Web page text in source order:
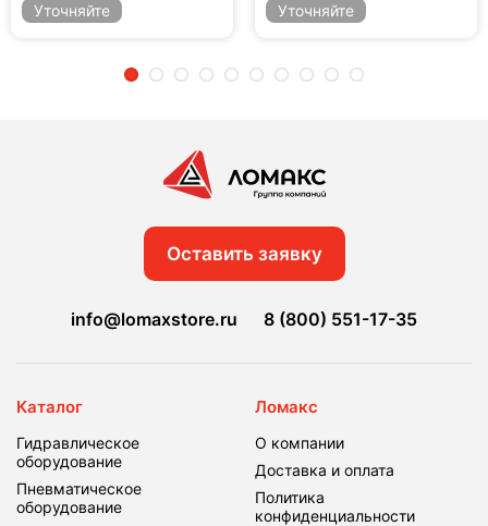
Уточняйте Уточняйте
Оставить заявку
info@lomaxstore.ru 8 (800) 551-17-35
Каталог
Гидравлическое
оборудование
Пневматическое
оборудование
Ломакс
О компании
Доставка и оплата
Политика
конфиденциальности